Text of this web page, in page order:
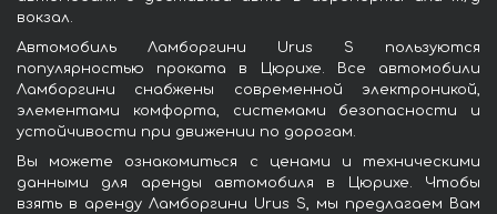
вокзал.
Автомобиль Ламборгини Urus S пользуются
популярностью проката в Цюрихе. Все автомобили
Ламборгини снабжены современной электроникой,
элементами комфорта, системами безопасности и
устойчивости при движении по дорогам.
Вы можете ознакомиться с ценами и техническими
данными для аренды автомобиля в Цюрихе. Чтобы
взять в аренду Ламборгини Urus S, мы предлагаем Вам